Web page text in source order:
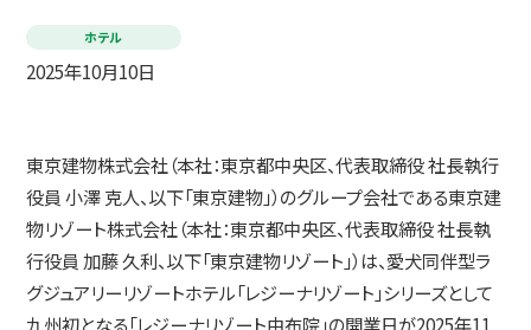
サステナビリティ
コミュニケーション活動
ニュース
2025年10月10日
ホテル
東京建物株式会社（本社：東京都中央区、代表取締役 社長執行
役員 小澤 克人、以下「東京建物」）のグループ会社である東京建
物リゾート株式会社（本社：東京都中央区、代表取締役 社長執
行役員 加藤 久利、以下「東京建物リゾート」）は、愛犬同伴型ラ
グジュアリーリゾートホテル「レジーナリゾート」シリーズとして
九州初となる「レジーナリゾート由布院」の開業日が2025年11